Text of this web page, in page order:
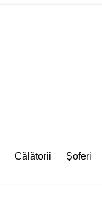
Călătorii
Șoferi